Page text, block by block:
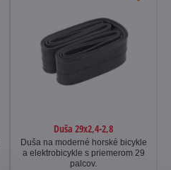
Duša 29x2,4-2,8
Duša na moderné horské bicykle
a elektrobicykle s priemerom 29
palcov.